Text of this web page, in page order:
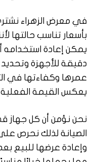
في معرض الزهراء
بأسعار تناسب حالتها
يمكن إعادة استخدامه
دقيقة للأجهزة
عمرها وكفاءتها في
يعكس القيمة الفعلية
نحن نؤمن أن كل جهاز
الصيانة لذلك نحرص
وإعادة عرضها للبيع